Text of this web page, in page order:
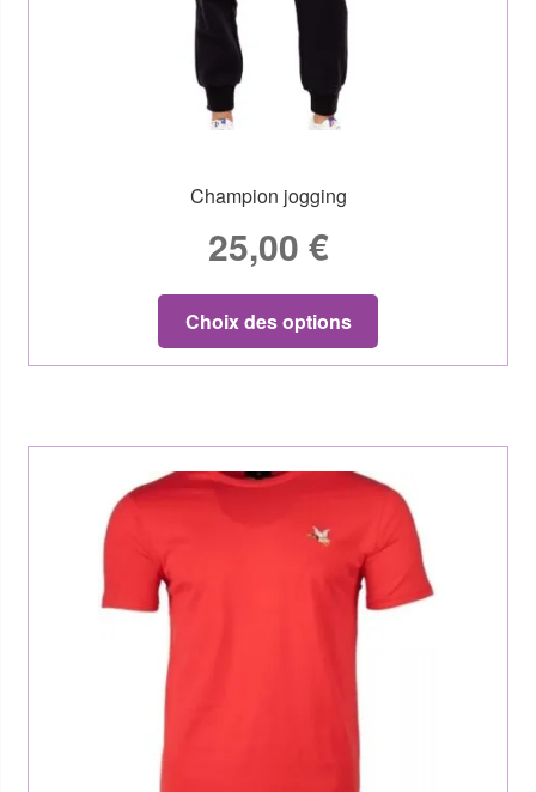
Champion jogging
25,00 €
Choix des options